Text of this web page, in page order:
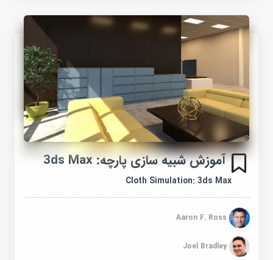
آموزش شبیه سازی پارچه: 3ds Max
Cloth Simulation: 3ds Max
Aaron F. Ross
Joel Bradley